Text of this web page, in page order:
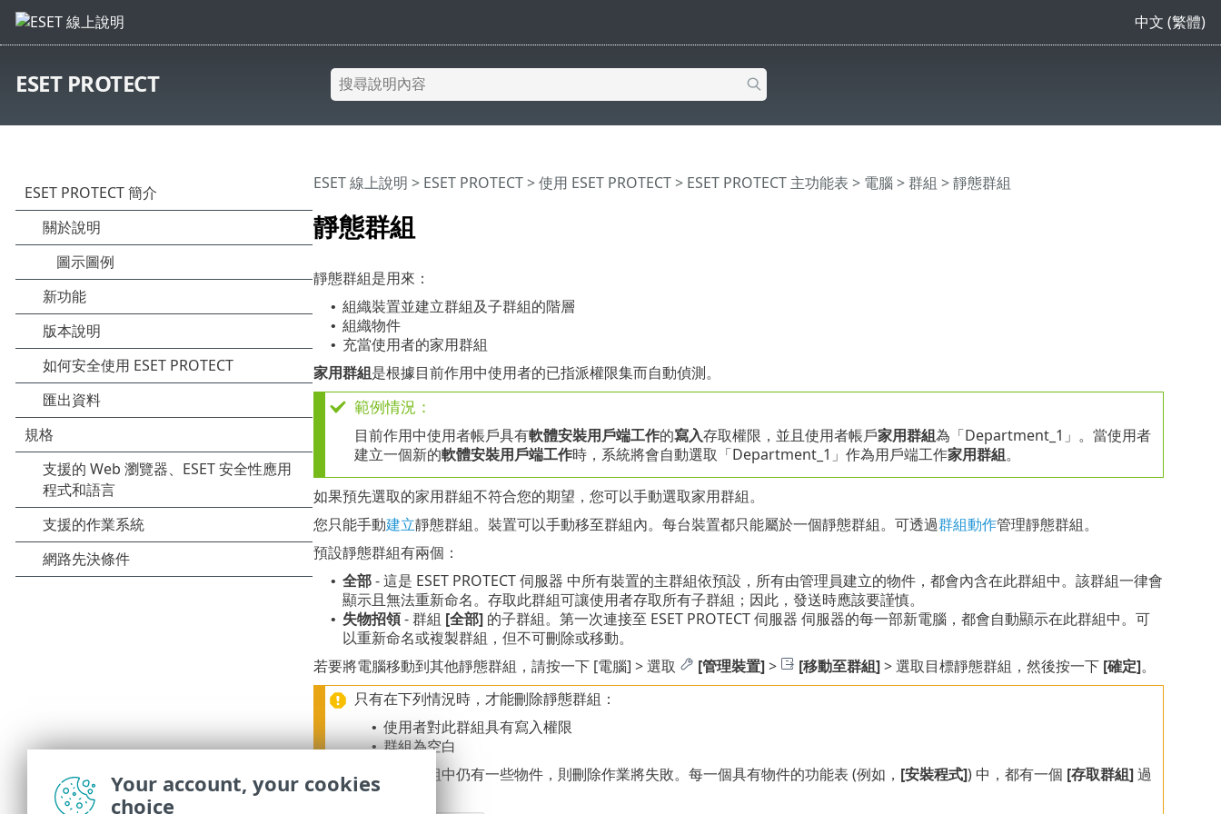
中文 (繁體)
ESET PROTECT
靜態群組
ESET 線上說明 > ESET PROTECT>使用 ESET PROTECT> ESET PROTECT 主功能表 > 電腦 >群組 > 靜態群組
靜態群組是用來：
• 組織裝置並建立群組及子群組的階層
• 組織物件
• 充當使用者的家用群組
家用群組是根據目前作用中使用者的已指派權限集而自動偵測。
範例情況：
目前作用中使用者帳戶具有軟體安裝用戶端工作的寫入存取權限，並且使用者帳戶家用群組為「Department_1」。當使用者
建立一個新的軟體安裝用戶端工作時，系統將會自動選取「Department_1」作為用戶端工作家用群組。
如果預先選取的家用群組不符合您的期望，您可以手動選取家用群組。
您只能手動建立靜態群組。裝置可以手動移至群組內。每台裝置都只能屬於一個靜態群組。可透過群組動作管理靜態群組。
預設靜態群組有兩個：
• 全部- 這是 ESET PROTECT 伺服器 中所有裝置的主群組依預設，所有由管理員建立的物件，都會內含在此群組中。該群組一律會
顯示且無法重新命名。存取此群組可讓使用者存取所有子群組；因此，發送時應該要謹慎。
• 失物招領- 群組 [全部]的子群組。第一次連接至 ESET PROTECT 伺服器 伺服器的每一部新電腦，都會自動顯示在此群組中。可
以重新命名或複製群組，但不可刪除或移動。
若要將電腦移動到其他靜態群組，請按一下 [電腦] > 選取
[管理裝置]> [移動至群組]> 選取目標靜態群組，然後按一下 [確定]。
只有在下列情況時，才能刪除靜態群組：
• 使用者對此群組具有寫入權限
• 群組為空白
如果靜態群組中仍有一些物件，則刪除作業將失敗。每一個具有物件的功能表 (例如， [安裝程式]) 中，都有一個 [存取群組]過
濾器按鈕。
Your account, your cookies
choice